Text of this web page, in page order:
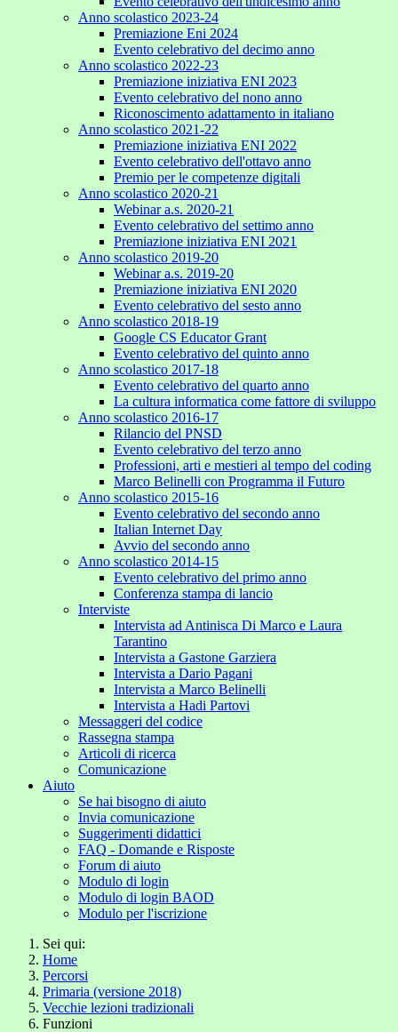
Anno scolastico 2023-24
Premiazione Eni 2024
Evento celebrativo del decimo anno
Anno scolastico 2022-23
Premiazione iniziativa ENI 2023
Evento celebrativo del nono anno
Riconoscimento adattamento in italiano
Anno scolastico 2021-22
Premiazione iniziativa ENI 2022
Evento celebrativo dell'ottavo anno
Premio per le competenze digitali
Anno scolastico 2020-21
Webinar a.s. 2020-21
Evento celebrativo del settimo anno
Premiazione iniziativa ENI 2021
Anno scolastico 2019-20
Webinar a.s. 2019-20
Premiazione iniziativa ENI 2020
Evento celebrativo del sesto anno
Anno scolastico 2018-19
Google CS Educator Grant
Evento celebrativo del quinto anno
Anno scolastico 2017-18
Evento celebrativo del quarto anno
La cultura informatica come fattore di sviluppo
Anno scolastico 2016-17
Rilancio del PNSD
Evento celebrativo del terzo anno
Professioni, arti e mestieri al tempo del coding
Marco Belinelli con Programma il Futuro
Anno scolastico 2015-16
Evento celebrativo del secondo anno
Italian Internet Day
Avvio del secondo anno
Anno scolastico 2014-15
Evento celebrativo del primo anno
Conferenza stampa di lancio
Interviste
Intervista ad Antinisca Di Marco e Laura
Tarantino
Intervista a Gastone Garziera
Intervista a Dario Pagani
Intervista a Marco Belinelli
Intervista a Hadi Partovi
Messaggeri del codice
Rassegna stampa
Articoli di ricerca
Comunicazione
Aiuto
Se hai bisogno di aiuto
Invia comunicazione
Suggerimenti didattici
FAQ - Domande e Risposte
Forum di aiuto
Modulo di login
Modulo di login BAOD
Modulo per l'iscrizione
Sei qui:
Home
Percorsi
Primaria (versione 2018)
Vecchie lezioni tradizionali
Funzioni